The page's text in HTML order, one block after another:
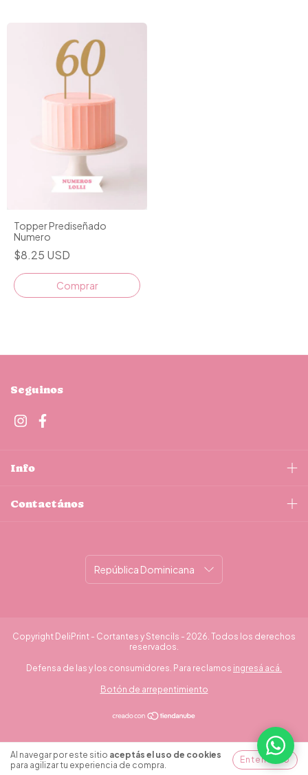
Al navegar por este sitio aceptás el uso de cookies
para agilizar tu experiencia de compra.
Entendido
Topper Prediseñado
Numero
$8.25 USD
Comprar
Seguinos
Info
Contactános
Copyright DeliPrint - Cortantes y Stencils - 2026. Todos los derechos
reservados.
Defensa de las y los consumidores. Para reclamos ingresá acá.
Botón de arrepentimiento